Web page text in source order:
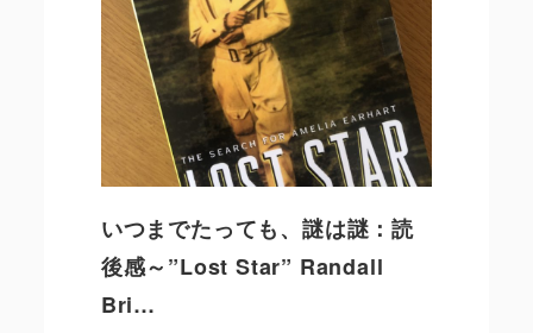
いつまでたっても、謎は謎：読
後感～”Lost Star” Randall
Bri…